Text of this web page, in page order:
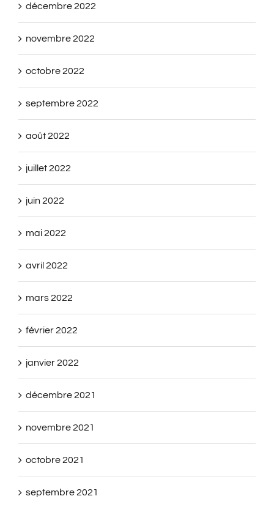
décembre 2022
novembre 2022
octobre 2022
septembre 2022
août 2022
juillet 2022
juin 2022
mai 2022
avril 2022
mars 2022
février 2022
janvier 2022
décembre 2021
novembre 2021
octobre 2021
septembre 2021